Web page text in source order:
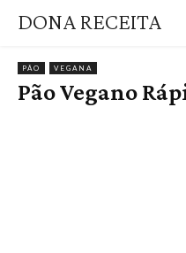
DONA RECEITA
PÃO VEGANA
Pão Vegano